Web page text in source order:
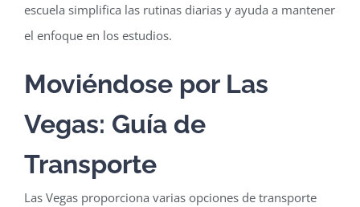
escuela simplifica las rutinas diarias y ayuda a mantener
el enfoque en los estudios.
Moviéndose por Las
Vegas: Guía de
Transporte
Las Vegas proporciona varias opciones de transporte